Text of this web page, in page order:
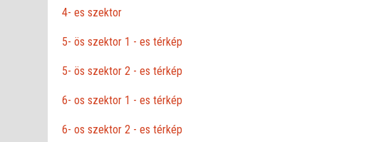
4- es szektor
5- ös szektor 1 - es térkép
5- ös szektor 2 - es térkép
6- os szektor 1 - es térkép
6- os szektor 2 - es térkép